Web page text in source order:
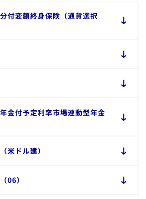
付変額終身保険（通貨選択
金付予定利率市場連動型年金
米ドル建）
06）